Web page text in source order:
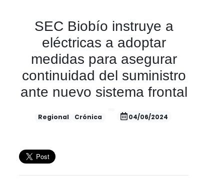
SEC Biobío instruye a
eléctricas a adoptar
medidas para asegurar
continuidad del suministro
ante nuevo sistema frontal
Regional Crónica 04/06/2024